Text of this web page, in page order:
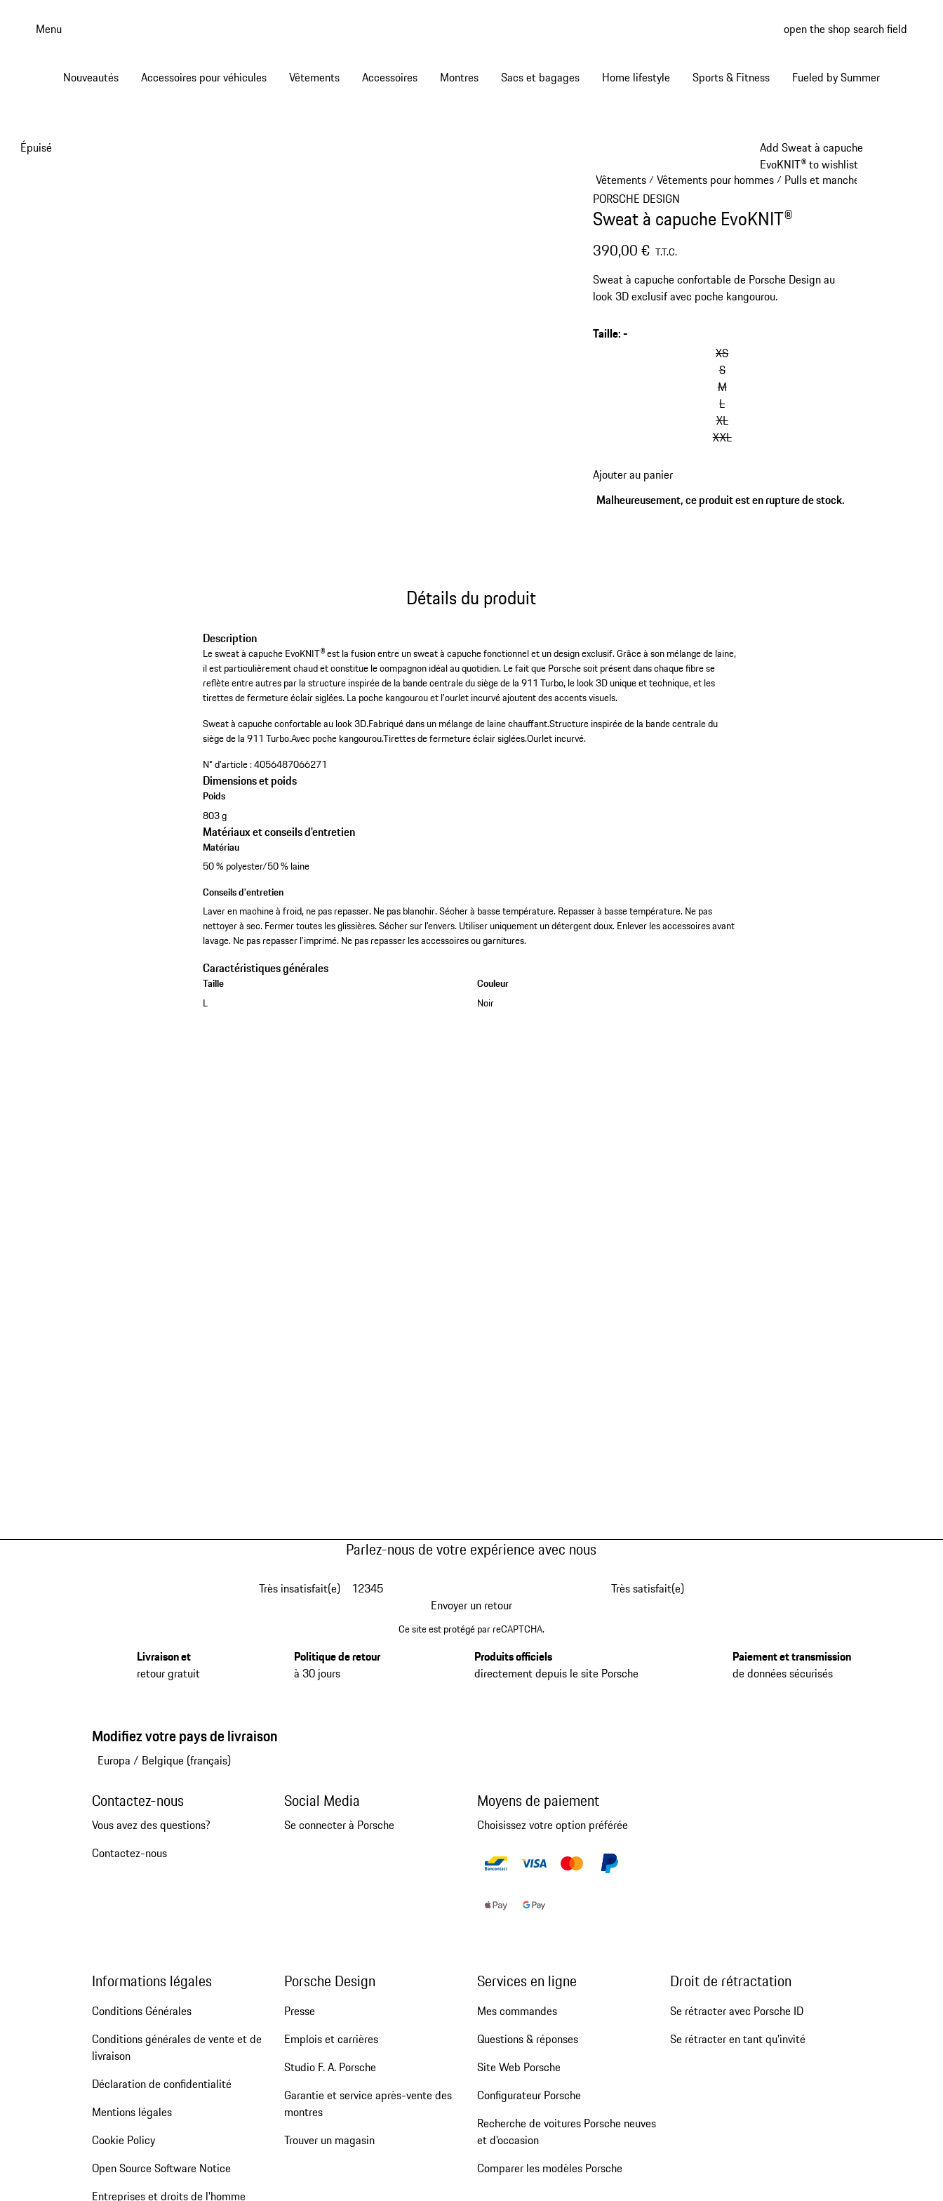
Menu open the shop search field
Nouveautés Accessoires pour véhicules Vêtements Accessoires Montres Sacs et bagages Home lifestyle Sports & Fitness Fueled by Summer
Add Sweat à capuche
EvoKNIT® to wishlist
Épuisé
Vêtements/ Vêtements pour hommes/ Pulls et manches longues
PORSCHE DESIGN
Sweat à capuche EvoKNIT®
390,00 € T.T.C.
Sweat à capuche confortable de Porsche Design au
look 3D exclusif avec poche kangourou.
Taille:-
XS
S
M
L
XL
XXL
Ajouter au panier
Malheureusement, ce produit est en rupture de stock.
Détails du produit
Description
Le sweat à capuche EvoKNIT® est la fusion entre un sweat à capuche fonctionnel et un design exclusif. Grâce à son mélange de laine,
il est particulièrement chaud et constitue le compagnon idéal au quotidien. Le fait que Porsche soit présent dans chaque fibre se
reflète entre autres par la structure inspirée de la bande centrale du siège de la 911 Turbo, le look 3D unique et technique, et les
tirettes de fermeture éclair siglées. La poche kangourou et l'ourlet incurvé ajoutent des accents visuels.
Sweat à capuche confortable au look 3D.Fabriqué dans un mélange de laine chauffant.Structure inspirée de la bande centrale du
siège de la 911 Turbo.Avec poche kangourou.Tirettes de fermeture éclair siglées.Ourlet incurvé.
N° d'article :4056487066271
Dimensions et poids
Poids
803 g
Matériaux et conseils d'entretien
Matériau
50 % polyester/50 % laine
Conseils d'entretien
Laver en machine à froid, ne pas repasser. Ne pas blanchir. Sécher à basse température. Repasser à basse température. Ne pas
nettoyer à sec. Fermer toutes les glissières. Sécher sur l’envers. Utiliser uniquement un détergent doux. Enlever les accessoires avant
lavage. Ne pas repasser l’imprimé. Ne pas repasser les accessoires ou garnitures.
Caractéristiques générales
Taille
L
Couleur
Noir
Parlez-nous de votre expérience avec nous
Très insatisfait(e) 12345
Très satisfait(e)
Envoyer un retour
Ce site est protégé par reCAPTCHA.
Livraison et
retour gratuit
Politique de retour
à 30 jours
Produits officiels
directement depuis le site Porsche
Paiement et transmission
de données sécurisés
Modifiez votre pays de livraison
Europa / Belgique (français)
Contactez-nous
Vous avez des questions?
Contactez-nous
Social Media
Se connecter à Porsche
Moyens de paiement
Choisissez votre option préférée
Informations légales
Conditions Générales
Conditions générales de vente et de
livraison
Déclaration de confidentialité
Mentions légales
Cookie Policy
Open Source Software Notice
Entreprises et droits de l'homme
Porsche Design
Presse
Emplois et carrières
Studio F. A. Porsche
Garantie et service après-vente des
montres
Trouver un magasin
Services en ligne
Mes commandes
Questions & réponses
Site Web Porsche
Configurateur Porsche
Recherche de voitures Porsche neuves
et d'occasion
Comparer les modèles Porsche
Droit de rétractation
Se rétracter avec Porsche ID
Se rétracter en tant qu’invité